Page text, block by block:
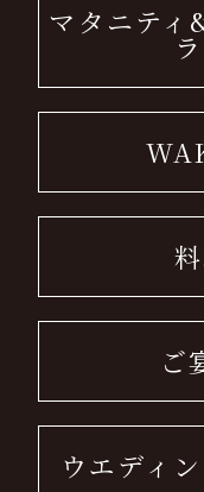
マタニティ
ご
ウエディ